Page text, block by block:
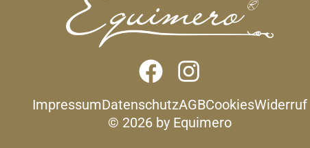
ImpressumDatenschutzAGBCookiesWiderruf
© 2026 by Equimero